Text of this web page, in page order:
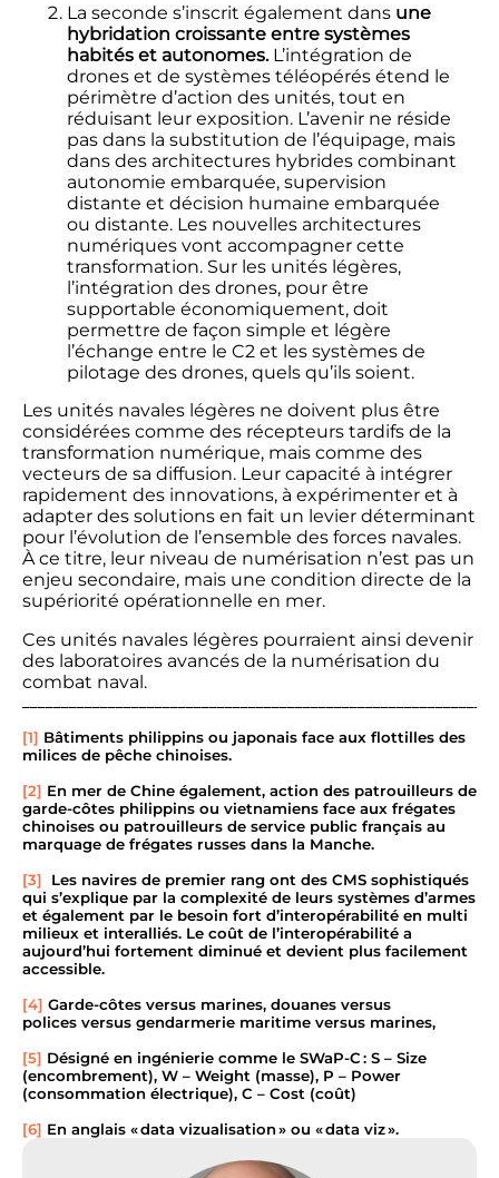
La seconde s’inscrit également dans une
hybridation croissante entre systèmes
habités et autonomes.L’intégration de
drones et de systèmes téléopérés étend le
périmètre d’action des unités, tout en
réduisant leur exposition. L’avenir ne réside
pas dans la substitution de l’équipage, mais
dans des architectures hybrides combinant
autonomie embarquée, supervision
distante et décision humaine embarquée
ou distante. Les nouvelles architectures
numériques vont accompagner cette
transformation. Sur les unités légères,
l’intégration des drones, pour être
supportable économiquement, doit
permettre de façon simple et légère
l’échange entre le C2 et les systèmes de
pilotage des drones, quels qu’ils soient.
Les unités navales légères ne doivent plus être
considérées comme des récepteurs tardifs de la
transformation numérique, mais comme des
vecteurs de sa diffusion. Leur capacité à intégrer
rapidement des innovations, à expérimenter et à
adapter des solutions en fait un levier déterminant
pour l’évolution de l’ensemble des forces navales.
À ce titre, leur niveau de numérisation n’est pas un
enjeu secondaire, mais une condition directe de la
supériorité opérationnelle en mer.
Ces unités navales légères pourraient ainsi devenir
des laboratoires avancés de la numérisation du
combat naval.
[1] Bâtiments philippins ou japonais face aux flottilles des
milices de pêche chinoises.
[2] En mer de Chine également, action des patrouilleurs de
garde-côtes philippins ou vietnamiens face aux frégates
chinoises ou patrouilleurs de service public français au
marquage de frégates russes dans la Manche.
[3]
Les navires de premier rang ont des CMS sophistiqués
qui s’explique par la complexité de leurs systèmes d’armes
et également par le besoin fort d’interopérabilité en multi
milieux et interalliés. Le coût de l’interopérabilité a
aujourd’hui fortement diminué et devient plus facilement
accessible.
[4] Garde-côtes versus marines, douanes versus
polices versus gendarmerie maritime versus marines,
[5] Désigné en ingénierie comme le SWaP-C : S – Size
(encombrement), W – Weight (masse), P – Power
(consommation électrique), C – Cost (coût)
[6] En anglais « data vizualisation » ou « data viz ».